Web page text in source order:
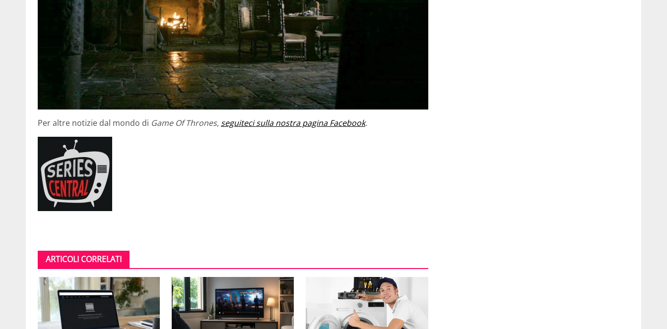
Per altre notizie dal mondo di Game Of Thrones, seguiteci sulla nostra pagina Facebook.
ARTICOLI CORRELATI